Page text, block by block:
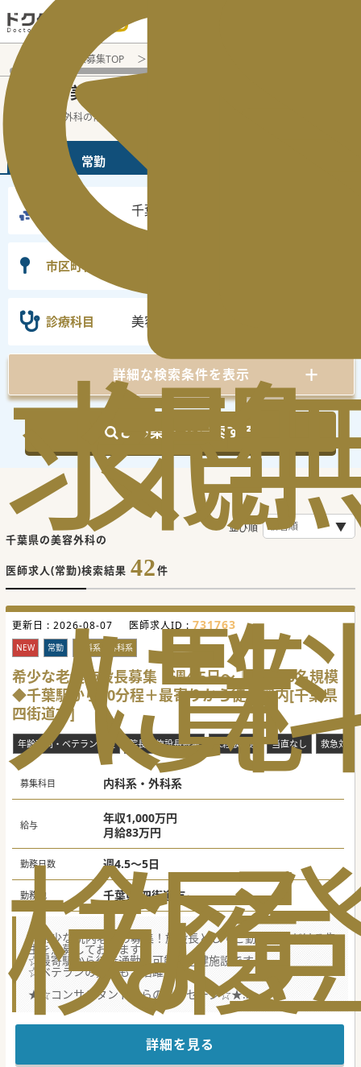
求
人
検
気
に
な
閲
覧
履
医師転職・求人募集TOP
千葉県 の美容外科
千葉県の美容外科の常勤の医師求人の検索
常勤
千葉県
市区町村
診療科目 美容外科
詳細な検索条件を表示
この条件で検索する
千葉県の美容外科の
医師求人(常勤)検索結果 42件
並び順
更新日 : 2026-08-07 医師求人ID : 731763
NEW 常勤 内科系・外科系
希少な老健施設長募集｜週4.5日～｜入所50名規模
◆千葉駅から20分程＋最寄りから徒歩圏内[千葉県
四街道市]
年齢不問・ベテラン歓迎 院長・施設長募集 未経験歓迎 当直なし 救急対応
募集科目 内科系・外科系
給与
年収1,000万円
月給83万円
勤務日数 週4.5～5日
勤務地 千葉県 四街道市
☆希少な院内老健の募集！施設長としてご勤務いただける先
生を急募しております。
☆最寄駅から徒歩通勤も可能な老健施設です。
☆ベテランの先生もご活躍中！
★☆コンサルタントからのメッセージ☆★
大手法人グループに所属の、院内老健施設にて医師を募集
中！
現在は病院長が兼務されており、専任不在となるため、急募
夜間とお休み時は院内ドクターが対応するため、比較的ゆっ
たりめな勤務となります。
詳細を見る